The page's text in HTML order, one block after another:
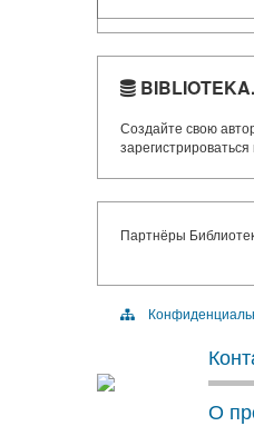
Создайте свою
зарегистрироваться
Партнёры
О